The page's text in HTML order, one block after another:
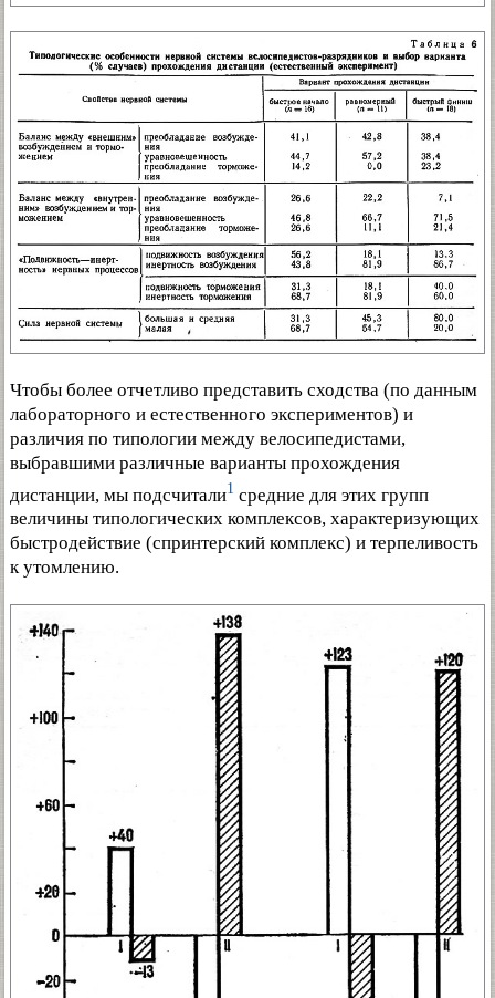
Чтобы более отчетливо представить сходства (по данным
лабораторного и естественного экспериментов) и
различия по типологии между велосипедистами,
выбравшими различные варианты прохождения
дистанции, мы подсчитали1 средние для этих групп
величины типологических комплексов, характеризующих
быстродействие (спринтерский комплекс) и терпеливость
к утомлению.